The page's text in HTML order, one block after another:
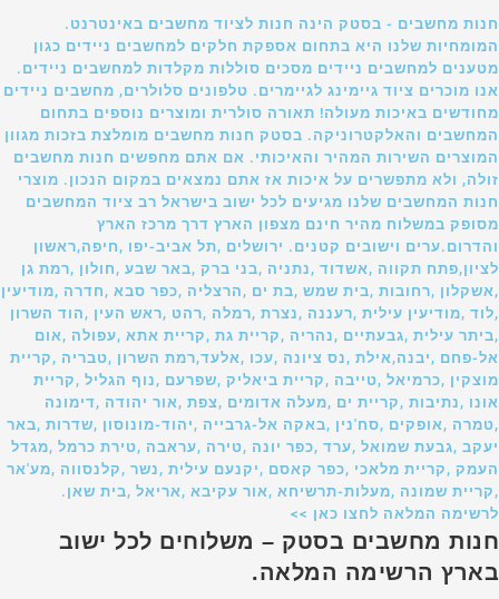
חנות מחשבים - בסטק הינה חנות לציוד מחשבים באינטרנט.
המומחיות שלנו היא בתחום אספקת חלקים למחשבים ניידים כגון
מטענים למחשבים ניידים מסכים סוללות מקלדות למחשבים ניידים.
אנו מוכרים ציוד גיימינג לגיימרים. טלפונים סלולרים, מחשבים ניידים
מחודשים באיכות מעולה! תאורה סולרית ומוצרים נוספים בתחום
המחשבים והאלקטרוניקה. בסטק חנות מחשבים מומלצת בזכות מגוון
המוצרים השירות המהיר והאיכותי. אם אתם מחפשים חנות מחשבים
זולה, ולא מתפשרים על איכות אז אתם נמצאים במקום הנכון. מוצרי
חנות המחשבים שלנו מגיעים לכל ישוב בישראל רב ציוד המחשבים
מסופק במשלוח מהיר חינם מצפון הארץ דרך מרכז הארץ
והדרום.ערים וישובים קטנים. ירושלים ,תל אביב-יפו ,חיפה,ראשון
לציון,פתח תקווה ,אשדוד ,נתניה ,בני ברק ,באר שבע ,חולון ,רמת גן
,אשקלון ,רחובות ,בית שמש ,בת ים ,הרצליה ,כפר סבא ,חדרה ,מודיעין
,לוד ,מודיעין עילית ,רעננה ,נצרת ,רמלה ,רהט ,ראש העין ,הוד השרון
,ביתר עילית ,גבעתיים ,נהריה ,קריית גת ,קריית אתא ,עפולה ,אום
אל-פחם ,יבנה,אילת ,נס ציונה ,עכו ,אלעד,רמת השרון ,טבריה ,קריית
מוצקין ,כרמיאל ,טייבה ,קריית ביאליק ,שפרעם ,נוף הגליל ,קריית
אונו ,נתיבות ,קריית ים ,מעלה אדומים ,צפת ,אור יהודה ,דימונה
,טמרה ,אופקים ,סח'נין ,באקה אל-גרבייה ,יהוד-מונוסון ,שדרות ,באר
יעקב ,גבעת שמואל ,ערד ,כפר יונה ,טירה ,עראבה ,טירת כרמל ,מגדל
העמק ,קריית מלאכי ,כפר קאסם ,יקנעם עילית ,נשר ,קלנסווה ,מע'אר
,קריית שמונה ,מעלות-תרשיחא ,אור עקיבא ,אריאל ,בית שאן.
לרשימה המלאה לחצו כאן >>
חנות מחשבים בסטק – משלוחים לכל ישוב
בארץ הרשימה המלאה.